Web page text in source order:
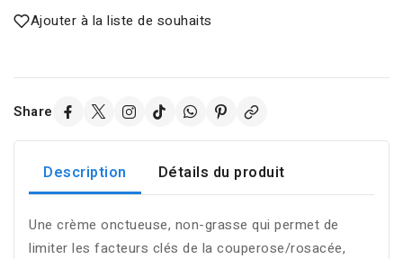
Ajouter à la liste de souhaits
Share
Description Détails du produit
Une crème onctueuse, non-grasse qui permet de
limiter les facteurs clés de la couperose/rosacée,